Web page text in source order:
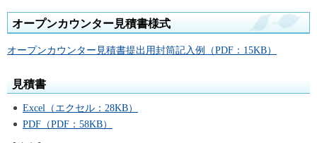
オープンカウンター見積書様式
オープンカウンター見積書提出用封筒記入例（PDF：15KB）
見積書
Excel（エクセル：28KB）
PDF（PDF：58KB）